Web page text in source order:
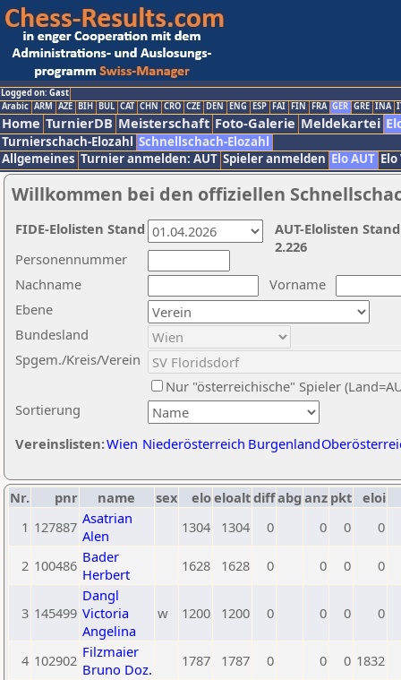
Logged on: Gast
Arabic ARM AZE BIH BUL CAT CHN CRO CZE DEN ENG ESP FAI FIN FRA GER GRE INA
Home TurnierDB Meisterschaft Foto-Galerie Meldekartei
Turnierschach-Elozahl Schnellschach-Elozahl
Allgemeines Turnier anmelden: AUT Spieler anmelden Elo AUT
Willkommen bei den offiziellen
Nachname
Vorname
Ebene
Sortierung
Personennummer
Bundesland
Spgem./Kreis/Verein
Nur "österreichische" Spieler
Vereinslisten:Wien Niederösterreich Burgenland
AUT-Elolisten
2.226
FIDE-Elolisten Stand
Nr. pnr name sex eloeloaltdiffabg anz pkt eloi
1 127887 Asatrian
Alen
1304 1304 0 0 0 0
2 100486 Bader
Herbert
1628 1628 0 0 0 0
3 145499
Dangl
Victoria
Angelina
w 1200 1200 0 0 0 0
4 102902 Filzmaier
Bruno Doz.
1787 1787 0 0 0 1832